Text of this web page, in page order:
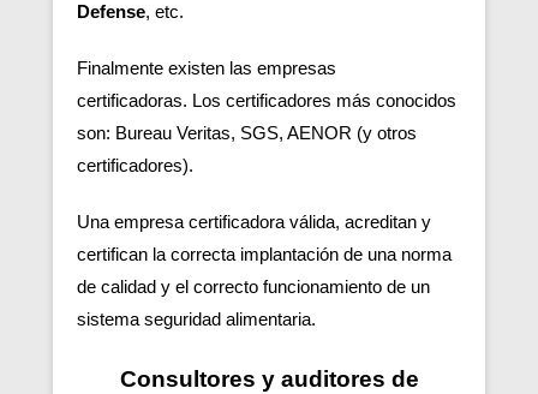
Defense, etc.
Finalmente existen las empresas
certificadoras. Los certificadores más conocidos
son: Bureau Veritas, SGS, AENOR (y otros
certificadores).
Una empresa certificadora válida, acreditan y
certifican la correcta implantación de una norma
de calidad y el correcto funcionamiento de un
sistema seguridad alimentaria.
Consultores y auditores de